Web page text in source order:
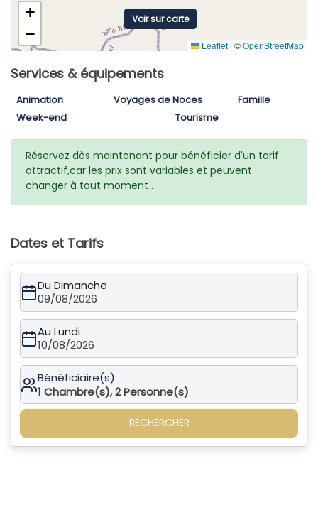
+
−
Leaflet | ©OpenStreetMap
Voir sur carte
Services & équipements
Animation Voyages de Noces
Famille
Week-end
Tourisme
Réservez dès maintenant pour bénéficier d'un tarif
attractif,car les prix sont variables et peuvent
changer à tout moment .
Dates et Tarifs
Du Dimanche
09/08/2026
Au Lundi
10/08/2026
Bénéficiaire(s)
1 Chambre(s),2Personne(s)
RECHERCHER